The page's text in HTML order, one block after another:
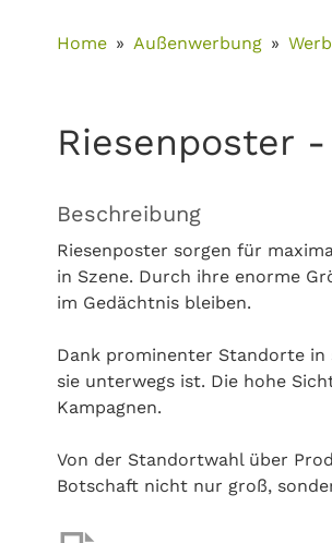
Home Außenwerbung
Riesenposter
Beschreibung
Riesenposter sorgen für
in Szene. Durch ihre enorme
im Gedächtnis bleiben.
Dank prominenter Standorte
sie unterwegs ist. Die hohe
Kampagnen.
Von der Standortwahl über
Botschaft nicht nur groß,